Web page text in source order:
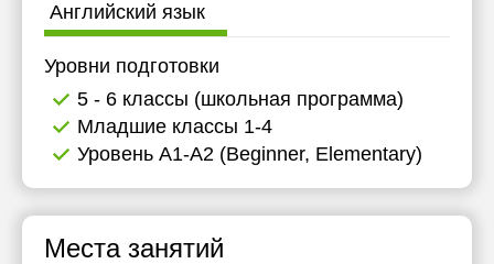
Английский язык
Уровни подготовки
5 - 6 классы (школьная программа)
Младшие классы 1-4
Уровень А1-А2 (Beginner, Elementary)
Места занятий